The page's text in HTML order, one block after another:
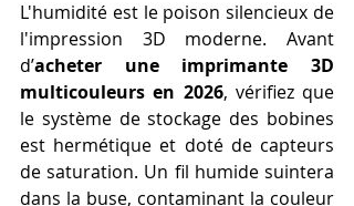
L'humidité est le poison silencieux de
l'impression 3D moderne. Avant
d’acheter une imprimante 3D
multicouleurs en 2026, vérifiez que
le système de stockage des bobines
est hermétique et doté de capteurs
de saturation. Un fil humide suintera
dans la buse, contaminant la couleur